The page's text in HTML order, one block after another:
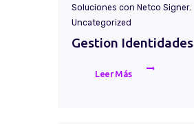
Soluciones con Netco Signer,
Uncategorized
Gestion Identidades
Leer Más